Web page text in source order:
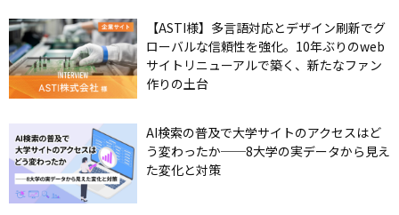
【ASTI様】多言語対応とデザイン刷新でグ
ローバルな信頼性を強化。10年ぶりのweb
サイトリニューアルで築く、新たなファン
作りの土台
AI検索の普及で大学サイトのアクセスはど
う変わったか──8大学の実データから見え
た変化と対策